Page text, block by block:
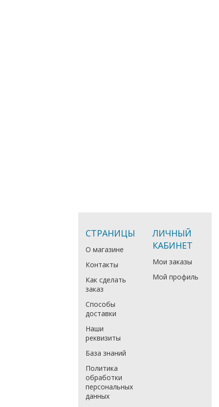
СТРАНИЦЫ
О магазине
Контакты
Как сделать
заказ
Способы
доставки
Наши
реквизиты
База знаний
Политика
обработки
персональных
данных
ЛИЧНЫЙ
КАБИНЕТ
Мои заказы
Мой профиль